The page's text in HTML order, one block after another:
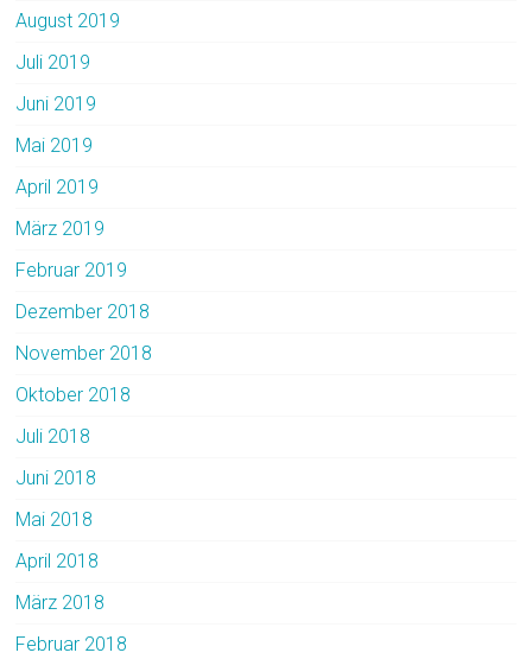
August 2019
Juli 2019
Juni 2019
Mai 2019
April 2019
März 2019
Februar 2019
Dezember 2018
November 2018
Oktober 2018
Juli 2018
Juni 2018
Mai 2018
April 2018
März 2018
Februar 2018